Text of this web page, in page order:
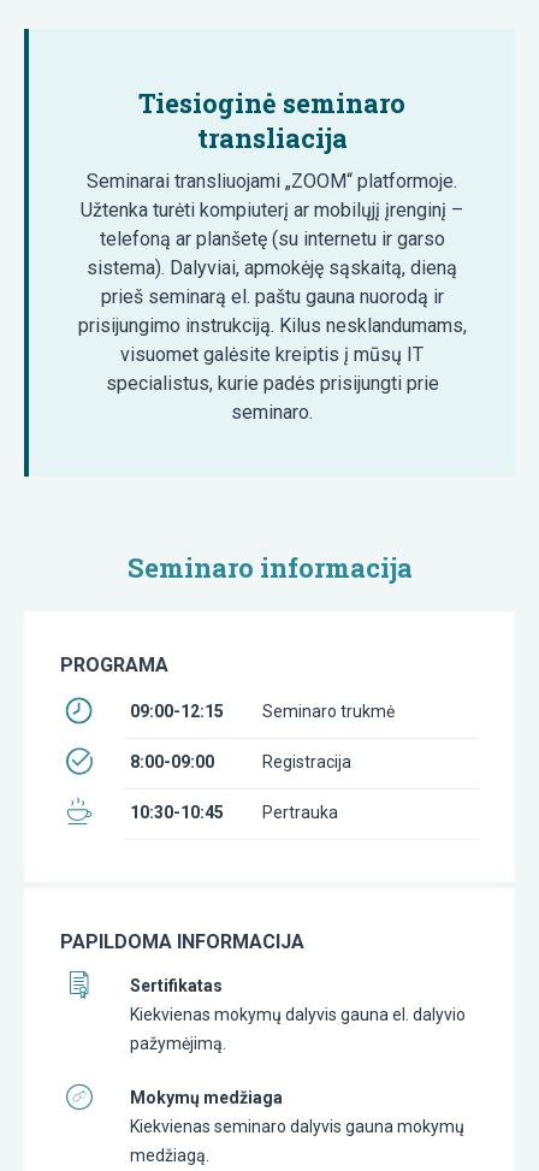
Tiesioginė seminaro
transliacija
Seminarai transliuojami „ZOOM“ platformoje.
Užtenka turėti kompiuterį ar mobilųjį įrenginį –
telefoną ar planšetę (su internetu ir garso
sistema). Dalyviai, apmokėję sąskaitą, dieną
prieš seminarą el. paštu gauna nuorodą ir
prisijungimo instrukciją. Kilus nesklandumams,
visuomet galėsite kreiptis į mūsų IT
specialistus, kurie padės prisijungti prie
seminaro.
Seminaro informacija
PROGRAMA
09:00-12:15 Seminaro trukmė
8:00-09:00 Registracija
10:30-10:45 Pertrauka
PAPILDOMA INFORMACIJA
Sertifikatas
Kiekvienas mokymų dalyvis gauna el. dalyvio
pažymėjimą.
Mokymų medžiaga
Kiekvienas seminaro dalyvis gauna mokymų
medžiagą.